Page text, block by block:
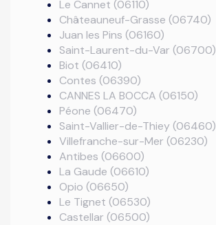
Le Cannet (06110)
Châteauneuf-Grasse (06740)
Juan les Pins (06160)
Saint-Laurent-du-Var (06700)
Biot (06410)
Contes (06390)
CANNES LA BOCCA (06150)
Péone (06470)
Saint-Vallier-de-Thiey (06460)
Villefranche-sur-Mer (06230)
Antibes (06600)
La Gaude (06610)
Opio (06650)
Le Tignet (06530)
Castellar (06500)